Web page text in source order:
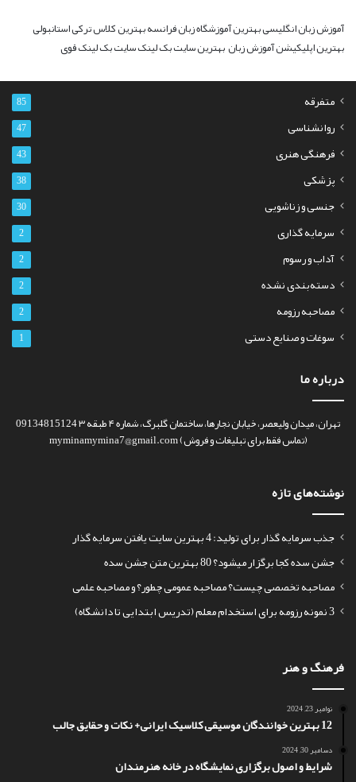
آموزش زبان انگلیسیبهترین آموزشگاه زبان فرانسهبهترین کلاس ترکی استانبولی
بهترین اپلیکیشن آموزش زبانبهترین سایت بک لینکسایت بک لینک قوی
متفرقه 85
روانشناسی 47
فرهنگی هنری 43
پزشکی 38
جنسی و زناشویی 30
سرمایه گذاری 2
آداب و رسوم 2
دسته‌بندی نشده 2
مصاحبه رزومه 2
سوغات و صنایع دستی 1
درباره ما
تهران، میدان ولیعصر، خیابان نجارها، ساختمان گلبرگ، شماره ۴ طبقه ۳ 09134815124
(تماس فقط برای تبلیغات و فروش) myminamymina7@gmail.com
نوشته‌های تازه
جذب سرمایه گذار برای تولید: 4 بهترین سایت یافتن سرمایه گذار
جشن سده کجا برگزار میشود؟ 80 بهترین متن جشن سده
مصاحبه تخصصی چیست؟ مصاحبه عمومی چطور؟ و مصاحبه علمی
3 نمونه رزومه برای استخدام معلم (تدریس ابتدایی تا دانشگاه)
فرهنگ و هنر
نوامبر 23, 2024
12 بهترین خوانندگان موسیقی کلاسیک ایرانی+ نکات و حقایق جالب
دسامبر 30, 2024
شرایط و اصول برگزاری نمایشگاه در خانه هنرمندان